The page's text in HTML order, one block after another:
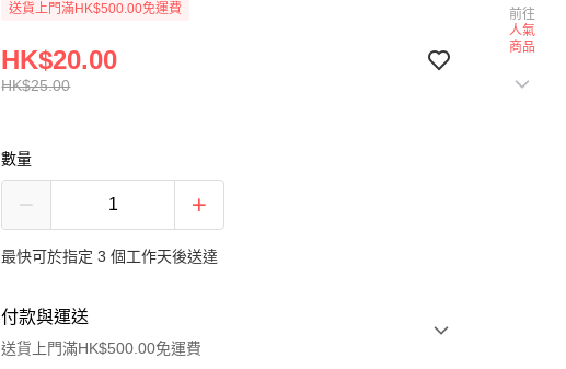
送貨上門滿HK$500.00免運費
HK$25.00
HK$20.00
數量
最快可於指定 3 個工作天後送達
付款與運送
送貨上門滿HK$500.00免運費
前往
人氣
商品